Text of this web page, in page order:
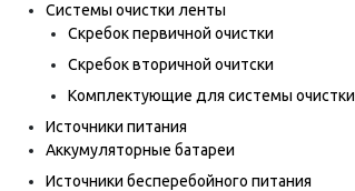
Системы очистки ленты
Скребок первичной очистки
Скребок вторичной очитски
Комплектующие для системы очистки
Источники питания
Аккумуляторные батареи
Источники бесперебойного питания